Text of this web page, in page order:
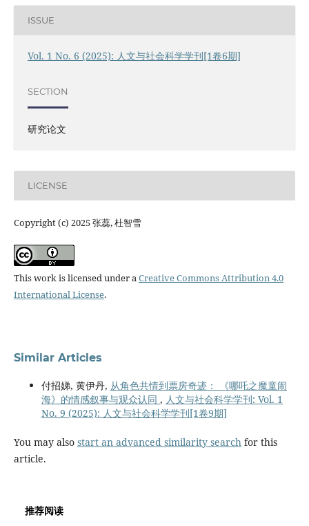
ISSUE
Vol. 1 No. 6 (2025): 人文与社会科学学刊[1卷6期]
SECTION
研究论文
LICENSE
Copyright (c) 2025 张蕊, 杜智雪
This work is licensed under aCreative Commons Attribution 4.0
International License.
Similar Articles
付招娣, 黄伊丹, 从角色共情到票房奇迹： 《哪吒之魔童闹
海》的情感叙事与观众认同 , 人文与社会科学学刊: Vol. 1
No. 9 (2025): 人文与社会科学学刊[1卷9期]
You may also start an advanced similarity searchfor this
article.
推荐阅读